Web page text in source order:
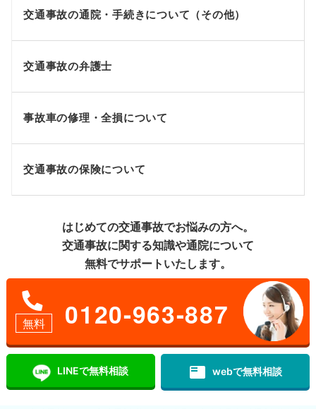
交通事故の通院・手続きについて（その他）
交通事故の弁護士
事故車の修理・全損について
交通事故の保険について
はじめての交通事故でお悩みの方へ。
交通事故に関する知識や通院について
無料でサポートいたします。
無料 0120-963-887
LINEで無料相談 featured_play_list webで無料相談